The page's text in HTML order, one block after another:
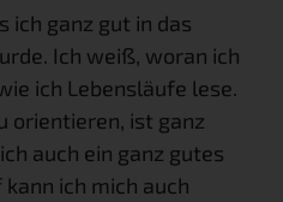
ich ganz gut in das
Ich weiß, woran ich
ich Lebensläufe lese.
orientieren, ist ganz
auch ein ganz gutes
ich mich auch